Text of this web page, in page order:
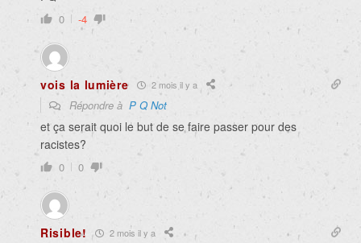
0 -4
vois la lumière 2 mois il y a
Répondre à P Q Not
et ça serait quoi le but de se faire passer pour des
racistes?
0 0
Risible! 2 mois il y a